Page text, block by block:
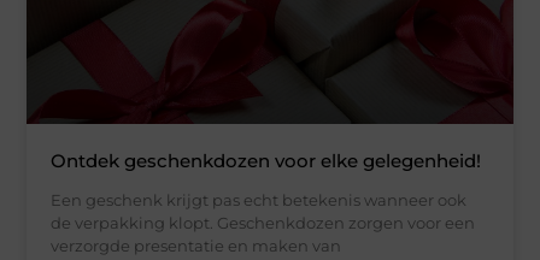
Ontdek geschenkdozen voor elke gelegenheid!
Een geschenk krijgt pas echt betekenis wanneer ook
de verpakking klopt. Geschenkdozen zorgen voor een
verzorgde presentatie en maken van